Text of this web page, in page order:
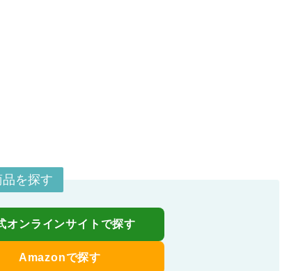
を探す
オンラインサイトで探す
Amazonで探す